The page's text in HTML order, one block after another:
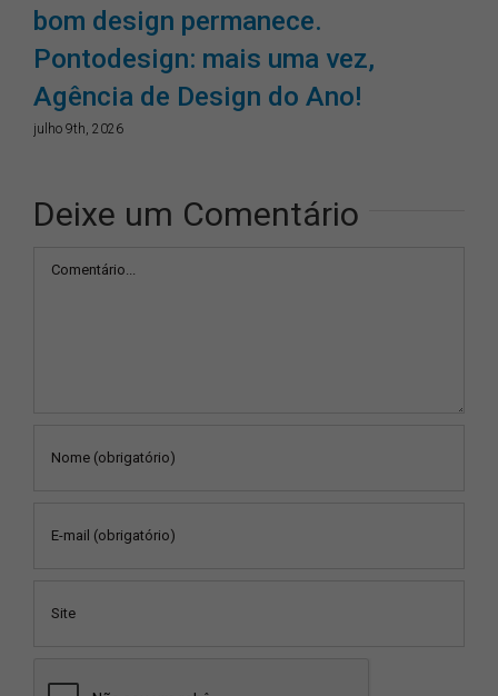
bom design permanece.
Pontodesign: mais uma vez,
Agência de Design do Ano!
julho 9th, 2026
Deixe um Comentário
Comentário